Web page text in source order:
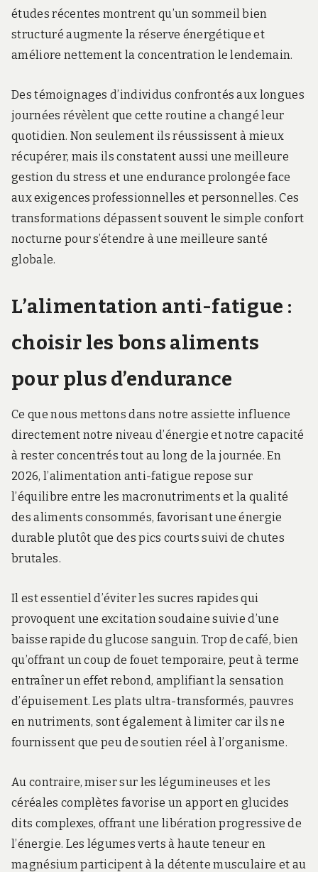
études récentes montrent qu’un sommeil bien
structuré augmente la réserve énergétique et
améliore nettement la concentration le lendemain.
Des témoignages d’individus confrontés aux longues
journées révèlent que cette routine a changé leur
quotidien. Non seulement ils réussissent à mieux
récupérer, mais ils constatent aussi une meilleure
gestion du stress et une endurance prolongée face
aux exigences professionnelles et personnelles. Ces
transformations dépassent souvent le simple confort
nocturne pour s’étendre à une meilleure santé
globale.
L’alimentation anti-fatigue :
choisir les bons aliments
pour plus d’endurance
Ce que nous mettons dans notre assiette influence
directement notre niveau d’énergie et notre capacité
à rester concentrés tout au long de la journée. En
2026, l’alimentation anti-fatigue repose sur
l’équilibre entre les macronutriments et la qualité
des aliments consommés, favorisant une énergie
durable plutôt que des pics courts suivi de chutes
brutales.
Il est essentiel d’éviter les sucres rapides qui
provoquent une excitation soudaine suivie d’une
baisse rapide du glucose sanguin. Trop de café, bien
qu’offrant un coup de fouet temporaire, peut à terme
entraîner un effet rebond, amplifiant la sensation
d’épuisement. Les plats ultra-transformés, pauvres
en nutriments, sont également à limiter car ils ne
fournissent que peu de soutien réel à l’organisme.
Au contraire, miser sur les légumineuses et les
céréales complètes favorise un apport en glucides
dits complexes, offrant une libération progressive de
l’énergie. Les légumes verts à haute teneur en
magnésium participent à la détente musculaire et au